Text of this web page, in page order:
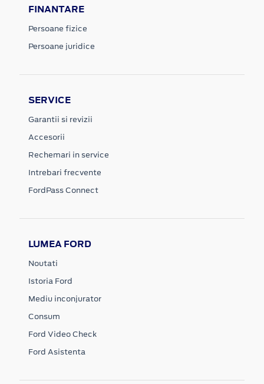
FINANTARE
Persoane fizice
Persoane juridice
SERVICE
Garantii si revizii
Accesorii
Rechemari in service
Intrebari frecvente
FordPass Connect
LUMEA FORD
Noutati
Istoria Ford
Mediu inconjurator
Consum
Ford Video Check
Ford Asistenta